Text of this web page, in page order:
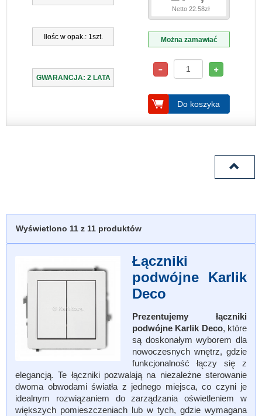
Ilośc w opak.: 1szt.
GWARANCJA: 2 LATA
Netto 22.58zł
Można zamawiać
Do koszyka
Wyświetlono 11 z 11 produktów
Łączniki
podwójne Karlik
Deco
Prezentujemy łączniki
podwójne Karlik Deco, które
są doskonałym wyborem dla
nowoczesnych wnętrz, gdzie
funkcjonalność łączy się z
elegancją. Te łączniki pozwalają na niezależne sterowanie
dwoma obwodami światła z jednego miejsca, co czyni je
idealnym rozwiązaniem do zarządzania oświetleniem w
większych pomieszczeniach lub w tych, gdzie wymagana